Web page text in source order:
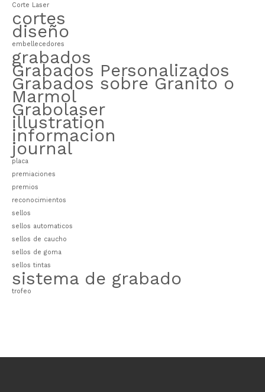
Corte Laser
cortes
diseño
embellecedores
grabados
Grabados Personalizados
Grabados sobre Granito o
Marmol
Grabolaser
illustration
informacion
journal
placa
premiaciones
premios
reconocimientos
sellos
sellos automaticos
sellos de caucho
sellos de goma
sellos tintas
sistema de grabado
trofeo